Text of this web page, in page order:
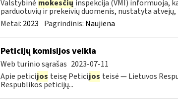
Valstybinė mokesčių inspekcija (VMI) informuoja,
parduotuvių ir prekeivių duomenis, nustatyta atvejų,
Metai: 2023 Pagrindinis: Naujiena
Peticijų komisijos veikla
Web turinio sąrašas 2023-07-11
Apie peticijos teisę Peticijos teisė — Lietuvos
Respublikos peticijų...